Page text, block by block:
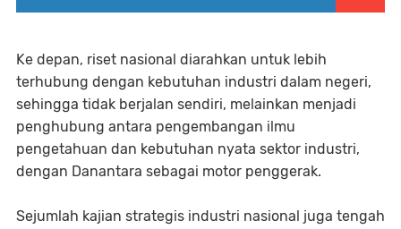
Ke depan, riset nasional diarahkan untuk lebih
terhubung dengan kebutuhan industri dalam negeri,
sehingga tidak berjalan sendiri, melainkan menjadi
penghubung antara pengembangan ilmu
pengetahuan dan kebutuhan nyata sektor industri,
dengan Danantara sebagai motor penggerak.
Sejumlah kajian strategis industri nasional juga tengah